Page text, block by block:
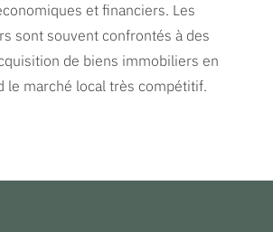
et financiers. Les
sont souvent confrontés à des
de biens immobiliers en
le marché local très compétitif.